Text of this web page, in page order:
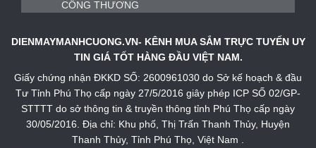
DIENMAYMANHCUONG.VN- KÊNH MUA SẮM TRỰC TUYẾN UY
TIN GIÁ TỐT HÀNG ĐẦU VIỆT NAM.
Giấy chứng nhận ĐKKD SỐ: 2600961030 do Sở kế hoạch & đầu
Tư Tỉnh Phú Thọ cấp ngày 27/5/2016 giây phép ICP SỐ 02/GP-
STTTT do sở thông tin & truyền thông tỉnh Phú Thọ cấp ngày
30/05/2016. Địa chỉ: Khu phố, Thị Trấn Thanh Thủy, Huyện
Thanh Thủy, Tỉnh Phú Thọ, Việt Nam .